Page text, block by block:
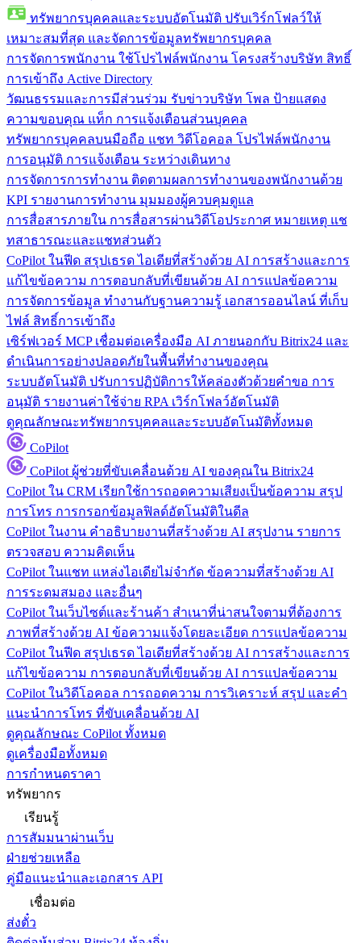
ทรัพยากรบุคคลและระบบอัตโนมัติ ปรับเวิร์กโฟลว์ให้
เหมาะสมที่สุด และจัดการข้อมูลทรัพยากรบุคคล
การจัดการพนักงาน ใช้โปรไฟล์พนักงาน โครงสร้างบริษัท สิทธิ์
การเข้าถึง Active Directory
วัฒนธรรมและการมีส่วนร่วม รับข่าวบริษัท โพล ป้ายแสดง
ความขอบคุณ แท็ก การแจ้งเตือนส่วนบุคคล
ทรัพยากรบุคคลบนมือถือ แชท วิดีโอคอล โปรไฟล์พนักงาน
การอนุมัติ การแจ้งเตือน ระหว่างเดินทาง
การจัดการการทำงาน ติดตามผลการทำงานของพนักงานด้วย
KPI รายงานการทำงาน มุมมองผู้ควบคุมดูแล
การสื่อสารภายใน การสื่อสารผ่านวิดีโอประกาศ หมายเหตุ แช
ทสาธารณะและแชทส่วนตัว
CoPilot ในฟีด สรุปเธรด ไอเดียที่สร้างด้วย AI การสร้างและการ
แก้ไขข้อความ การตอบกลับที่เขียนด้วย AI การแปลข้อความ
การจัดการข้อมูล ทำงานกับฐานความรู้ เอกสารออนไลน์ ที่เก็บ
ไฟล์ สิทธิ์การเข้าถึง
เซิร์ฟเวอร์ MCP เชื่อมต่อเครื่องมือ AI ภายนอกกับ Bitrix24 และ
ดำเนินการอย่างปลอดภัยในพื้นที่ทำงานของคุณ
ระบบอัตโนมัติ ปรับการปฏิบัติการให้คล่องตัวด้วยคำขอ การ
อนุมัติ รายงานค่าใช้จ่าย RPA เวิร์กโฟลว์อัตโนมัติ
ดูคุณลักษณะทรัพยากรบุคคลและระบบอัตโนมัติทั้งหมด
CoPilot
CoPilot ผู้ช่วยที่ขับเคลื่อนด้วย AI ของคุณใน Bitrix24
CoPilot ใน CRM เรียกใช้การถอดความเสียงเป็นข้อความ สรุป
การโทร การกรอกข้อมูลฟิลด์อัตโนมัติในดีล
CoPilot ในงาน คำอธิบายงานที่สร้างด้วย AI สรุปงาน รายการ
ตรวจสอบ ความคิดเห็น
CoPilot ในแชท แหล่งไอเดียไม่จำกัด ข้อความที่สร้างด้วย AI
การระดมสมอง และอื่นๆ
CoPilot ในเว็บไซต์และร้านค้า สำเนาที่น่าสนใจตามที่ต้องการ
ภาพที่สร้างด้วย AI ข้อความแจ้งโดยละเอียด การแปลข้อความ
CoPilot ในฟีด สรุปเธรด ไอเดียที่สร้างด้วย AI การสร้างและการ
แก้ไขข้อความ การตอบกลับที่เขียนด้วย AI การแปลข้อความ
CoPilot ในวิดีโอคอล การถอดความ การวิเคราะห์ สรุป และคำ
แนะนำการโทร ที่ขับเคลื่อนด้วย AI
ดูคุณลักษณะ CoPilot ทั้งหมด
ดูเครื่องมือทั้งหมด
การกำหนดราคา
ทรัพยากร
เรียนรู้
การสัมมนาผ่านเว็บ
ฝ่ายช่วยเหลือ
คู่มือแนะนำและเอกสาร API
เชื่อมต่อ
ส่งตั๋ว